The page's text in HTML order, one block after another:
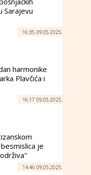
Sarajevu
16:35 09.05.2025.
harmonike
Plavčića i
16:17 09.05.2025.
je
14:46 09.05.2025.